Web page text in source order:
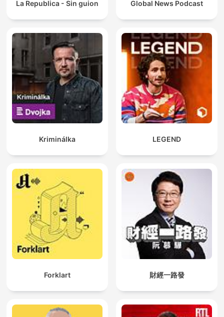
La Republica - Sin guion Global News Podcast
Kriminálka LEGEND
Forklart 財經一路發